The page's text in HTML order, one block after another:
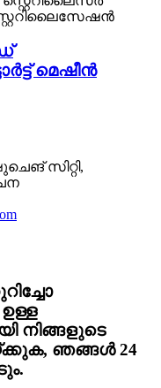
മെഷീൻ
സിറ്റി,
ഉള്ള
നിങ്ങളുടെ
ഞങ്ങൾ 24